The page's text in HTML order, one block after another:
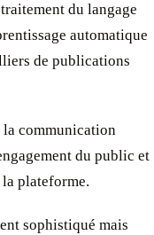
du langage
automatique
de publications
la communication
du public et
plateforme.
sophistiqué mais